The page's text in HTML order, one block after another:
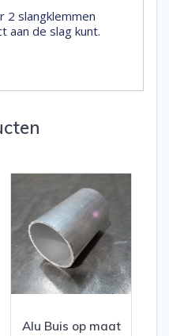
2 slangklemmen
aan de slag kunt.
Alu Buis op maat